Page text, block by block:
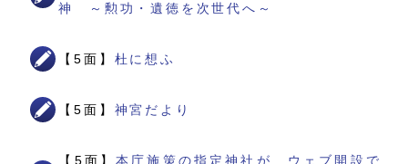
神 ～勲功・遺徳を次世代へ～
【5面】 杜に想ふ
【5面】 神宮だより
【5面】本庁施策の指定神社が ウェブ開設で